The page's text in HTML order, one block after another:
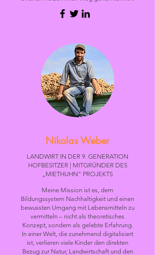
Nikolas Weber
LANDWIRT IN DER 9. GENERATION
HOFBESITZER | MITGRÜNDER DES
„MIETHUHN“ PROJEKTS
Meine Mission ist es, dem
Bildungssystem Nachhaltigkeit und einen
bewussten Umgang mit Lebensmitteln zu
vermitteln – nicht als theoretisches
Konzept, sondern als gelebte Erfahrung.
In einer Welt, die zunehmend digitalisiert
ist, verlieren viele Kinder den direkten
Bezug zur Natur, Landwirtschaft und den